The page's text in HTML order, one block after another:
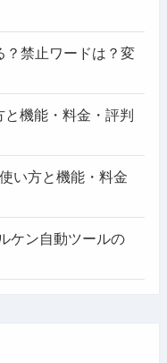
？禁止ワードは？変
機能・料金・評判
い方と機能・料金
ケン自動ツールの